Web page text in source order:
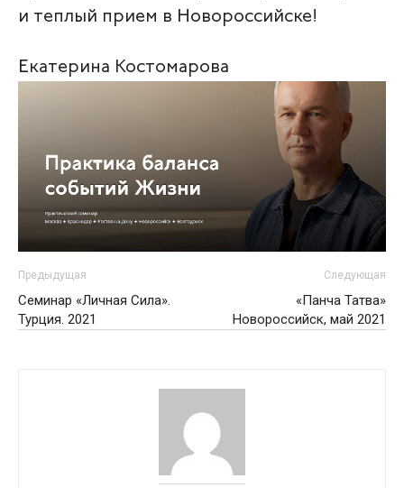
и теплый прием в Новороссийске!
Екатерина Костомарова
Предыдущая
Семинар «Личная Сила».
Турция. 2021
Следующая
«Панча Татва»
Новороссийск, май 2021